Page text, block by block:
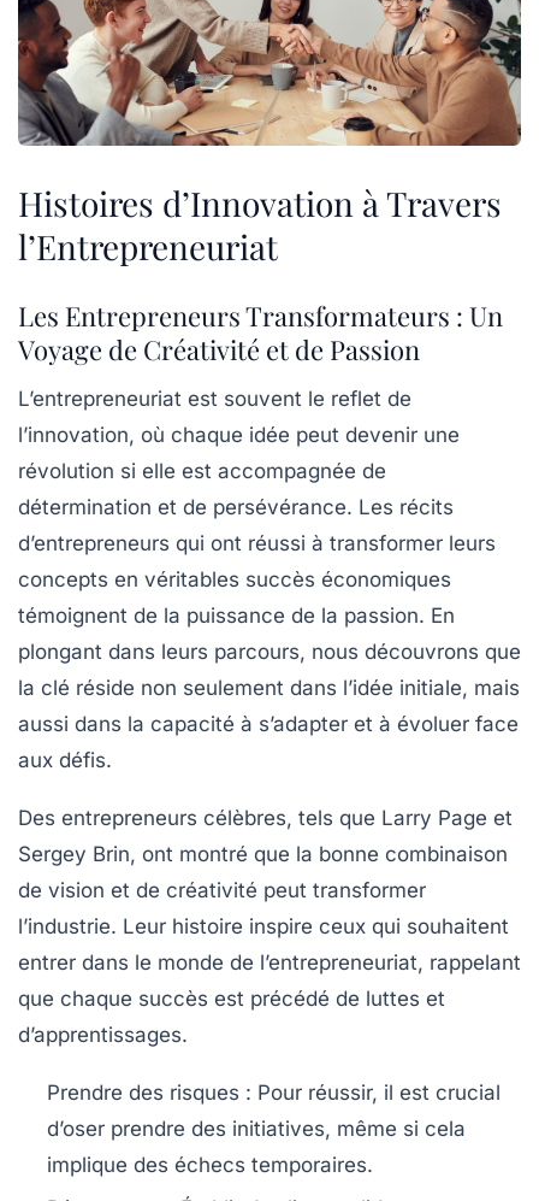
Histoires d’Innovation à Travers
l’Entrepreneuriat
Les Entrepreneurs Transformateurs : Un
Voyage de Créativité et de Passion
L’entrepreneuriat est souvent le reflet de
l’innovation, où chaque idée peut devenir une
révolution si elle est accompagnée de
détermination et de persévérance. Les récits
d’entrepreneurs qui ont réussi à transformer leurs
concepts en véritables succès économiques
témoignent de la puissance de la passion. En
plongant dans leurs parcours, nous découvrons que
la clé réside non seulement dans l’idée initiale, mais
aussi dans la capacité à s’adapter et à évoluer face
aux défis.
Des entrepreneurs célèbres, tels que Larry Page et
Sergey Brin, ont montré que la bonne combinaison
de vision et de créativité peut transformer
l’industrie. Leur histoire inspire ceux qui souhaitent
entrer dans le monde de l’entrepreneuriat, rappelant
que chaque succès est précédé de luttes et
d’apprentissages.
Prendre des risques : Pour réussir, il est crucial
d’oser prendre des initiatives, même si cela
implique des échecs temporaires.